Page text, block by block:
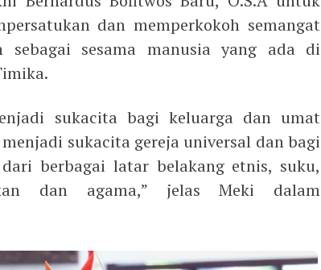
dan memperkokoh semangat
sebagai sesama manusia yang ada di
sukacita bagi keluarga dan umat
sukacita gereja universal dan bagi
berbagai latar belakang etnis, suku,
dan agama,” jelas Meki dalam